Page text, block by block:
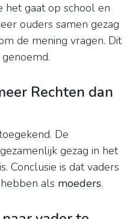
het gaat op school en
ouders samen gezag
de mening vragen. Dit
Rechten dan
De
gezag in het
Conclusie is dat vaders
als moeders.